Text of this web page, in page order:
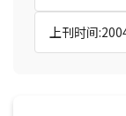
上刊时间